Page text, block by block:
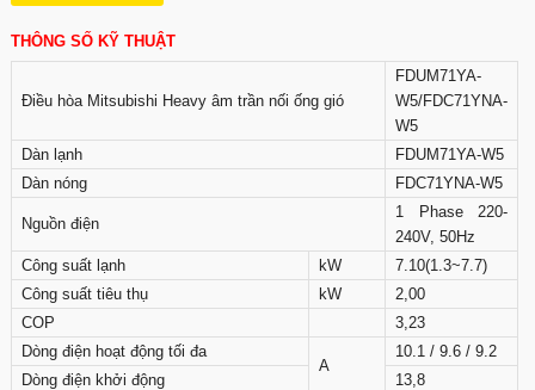
THÔNG SỐ KỸ THUẬT
Điều hòa Mitsubishi Heavy âm trần nối ống gió
FDUM71YA-
W5/FDC71YNA-
W5
Dàn lạnh
FDUM71YA-W5
Dàn nóng
FDC71YNA-W5
Nguồn điện
1 Phase 220-
240V, 50Hz
Công suất lạnh
kW
7.10(1.3~7.7)
Công suất tiêu thụ
kW
2,00
COP
3,23
Dòng điện hoạt động tối đa
A
10.1 / 9.6 / 9.2
Dòng điện khởi động
13,8